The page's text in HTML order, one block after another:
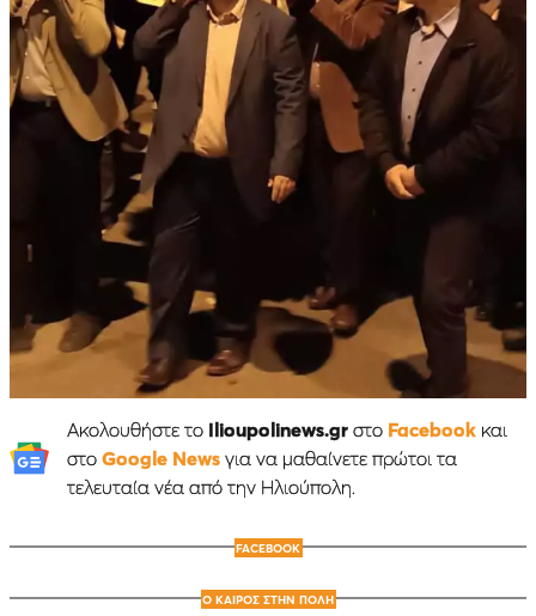
Ακολουθήστε το Ilioupolinews.grστο Facebookκαι
στο Google Newsγια να μαθαίνετε πρώτοι τα
τελευταία νέα από την Ηλιούπολη.
FACEBOOK
Ο ΚΑΙΡΟΣ ΣΤΗΝ ΠΟΛΗ